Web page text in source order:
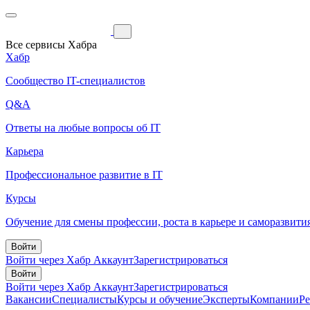
Все сервисы Хабра
Хабр
Сообщество IT-специалистов
Q&A
Ответы на любые вопросы об IT
Карьера
Профессиональное развитие в IT
Курсы
Обучение для смены профессии, роста в карьере и
Войти
Войти через Хабр АккаунтЗарегистрироваться
Войти
Войти через Хабр АккаунтЗарегистрироваться
ВакансииСпециалистыКурсы и обучениеЭкспертыКомпании